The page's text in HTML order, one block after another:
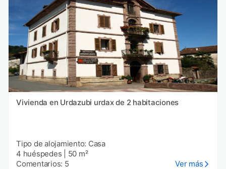
Vivienda en Urdazubi urdax de 2 habitaciones
Tipo de alojamiento: Casa
4 huéspedes
50 m²
Comentarios: 5
Ver más